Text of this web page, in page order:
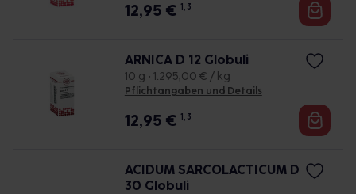
12,95 € 1, 3
ARNICA D 12 Globuli
10 g • 1.295,00 € / kg
Pflichtangaben und Details
12,95 € 1, 3
ACIDUM SARCOLACTICUM D
30 Globuli